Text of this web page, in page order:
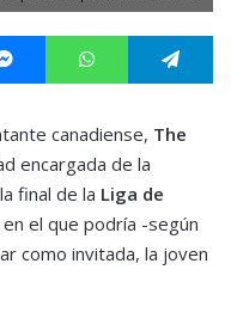
MessengerWhatsApp
canadiense, The
encargada de la
final de la Liga de
en el que podría -según
como invitada, la joven